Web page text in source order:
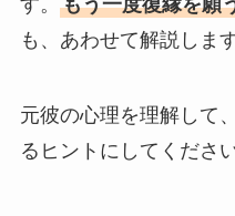
も、あわせて解説します
元彼の心理を理解して
るヒントにしてください